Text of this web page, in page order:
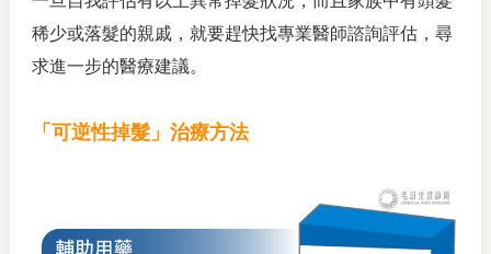
稀少或落髮的親戚，就要趕快找專業醫師諮詢評估，尋
求進一步的醫療建議。
「可逆性掉髮」治療方法